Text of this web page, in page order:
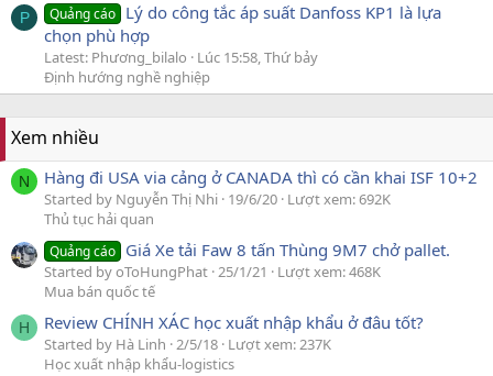
P Quảng cáo Lý do công tắc áp suất Danfoss KP1 là lựa
chọn phù hợp
Latest: Phương_bilalo
Lúc 15:58, Thứ bảy
Định hướng nghề nghiệp
Xem nhiều
N Hàng đi USA via cảng ở CANADA thì có cần khai ISF 10+2
Started by Nguyễn Thị Nhi 19/6/20 Lượt xem: 692K
Thủ tục hải quan
Quảng cáo Giá Xe tải Faw 8 tấn Thùng 9M7 chở pallet.
Started by oToHungPhat 25/1/21
Lượt xem: 468K
Mua bán quốc tế
H Review CHÍNH XÁC học xuất nhập khẩu ở đâu tốt?
Started by Hà Linh 2/5/18 Lượt xem: 237K
Học xuất nhập khẩu-logistics